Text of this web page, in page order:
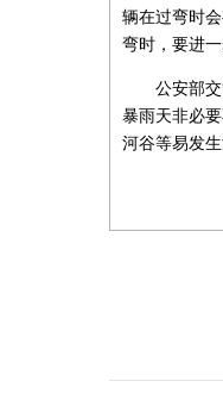
辆在过弯时
弯时，要进
公安部
暴雨天非必
河谷等易发